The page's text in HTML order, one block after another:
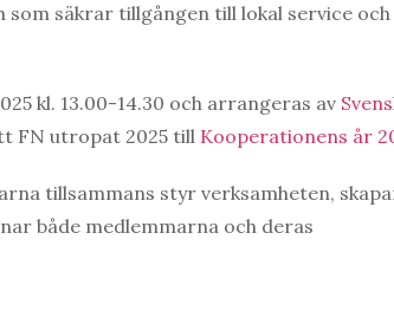
säkrar tillgången till lokal service och
kl. 13.00-14.30 och arrangeras av
FN utropat 2025 till Kooperationens år
tillsammans styr verksamheten,
både medlemmarna och deras